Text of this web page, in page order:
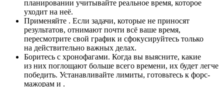
планировании учитывайте реальное время, которое
уходит на неё.
Применяйте . Если задачи, которые не приносят
результатов, отнимают почти всё ваше время,
пересмотрите свой график и сфокусируйтесь только
на действительно важных делах.
Боритесь с хронофагами. Когда вы выясните, какие
из них поглощают больше всего времени, их будет легче
победить. Устанавливайте лимиты, готовьтесь к форс-
мажорам и .